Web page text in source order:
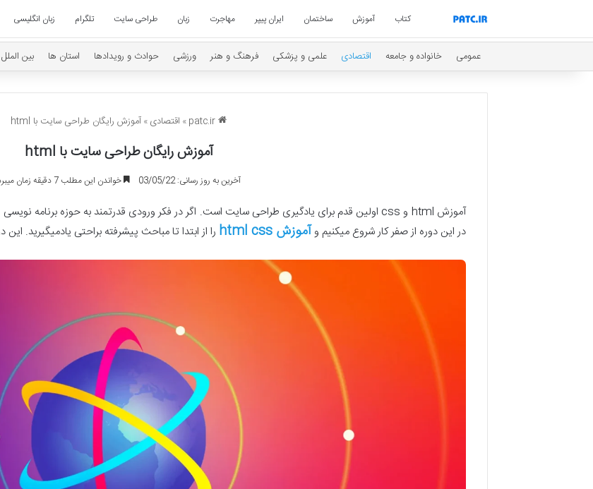
کتاب آموزش ساختمان ایران پیپر مهاجرت زبان طراحی سایت تلگرام زبان انگلیسی
عمومی خانواده و جامعه اقتصادی علمی و پزشکی فرهنگ و هنر ورزشی حوادث و رویدادها استان ها بین الملل
» اقتصادی»آموزش رایگان طراحی سایت با html
آموزش رایگان طراحی سایت با html
آخرین به روز رسانی: 03/05/22 خواندن این مطلب 7 دقیقه زمان میبرد
در این دوره از صفر کار شروع میکنیم وآموزش html css را از ابتدا تا مباحث پیشرفته براحتی یادمیگیرید.